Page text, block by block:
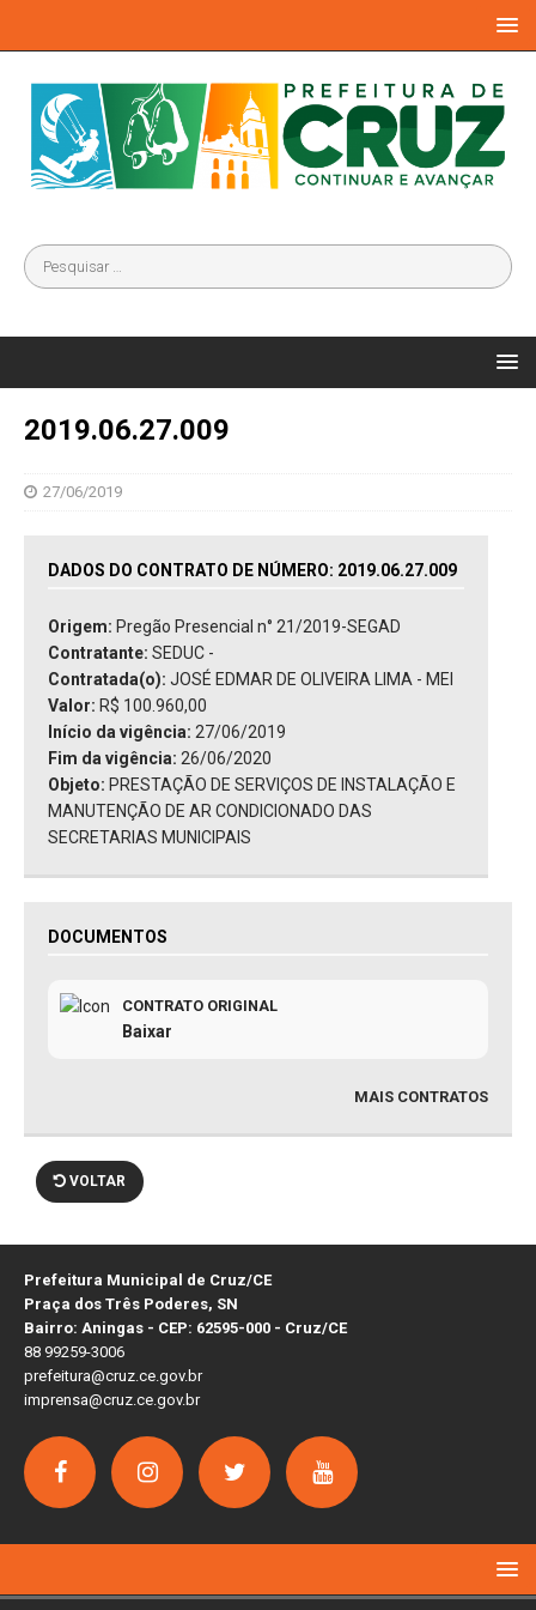
2019.06.27.009
27/06/2019
DADOS DO CONTRATO DE NÚMERO: 2019.06.27.009
Origem: Pregão Presencial n° 21/2019-SEGAD
Contratante: SEDUC -
Contratada(o): JOSÉ EDMAR DE OLIVEIRA LIMA - MEI
Valor: R$ 100.960,00
Início da vigência: 27/06/2019
Fim da vigência: 26/06/2020
Objeto: PRESTAÇÃO DE SERVIÇOS DE INSTALAÇÃO E
MANUTENÇÃO DE AR CONDICIONADO DAS
SECRETARIAS MUNICIPAIS
DOCUMENTOS
CONTRATO ORIGINAL
Baixar
MAIS CONTRATOS
VOLTAR
Prefeitura Municipal de Cruz/CE
Praça dos Três Poderes, SN
Bairro: Aningas - CEP: 62595-000 - Cruz/CE
88 99259-3006
prefeitura@cruz.ce.gov.br
imprensa@cruz.ce.gov.br